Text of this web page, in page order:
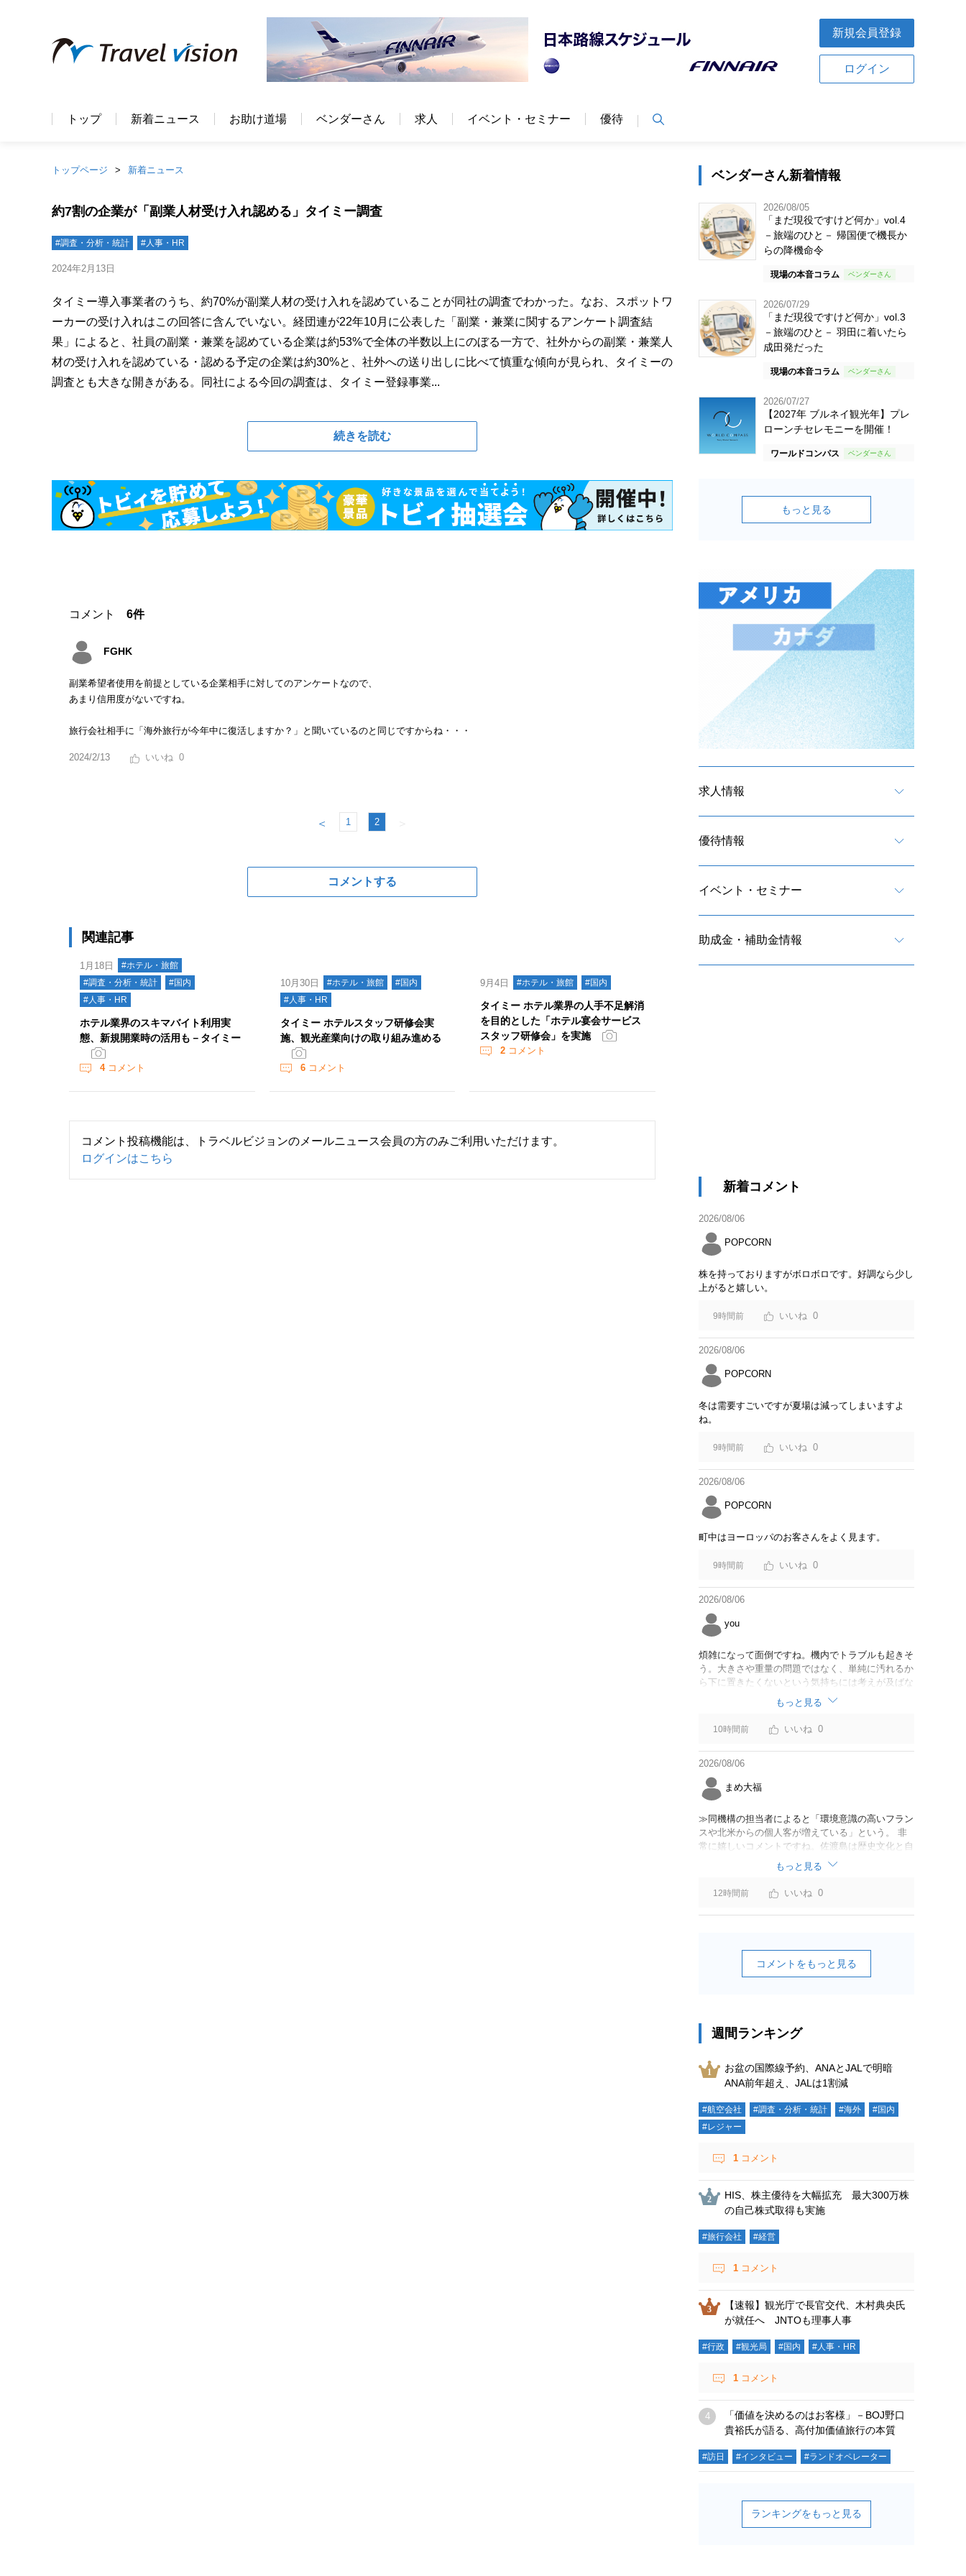
新規会員登録
ログイン
トップ 新着ニュース お助け道場 ベンダーさん 求人 イベント・セミナー 優待
トップページ 新着ニュース
約7割の企業が「副業人材受け入れ認める」タイミー調査
#調査・分析・統計 #人事・HR
2024年2月13日
タイミー導入事業者のうち、約70%が副業人材の受け入れを認めていることが同社の調査でわかった。なお、スポットワ
ーカーの受け入れはこの回答に含んでいない。経団連が22年10月に公表した「副業・兼業に関するアンケート調査結
果」によると、社員の副業・兼業を認めている企業は約53%で全体の半数以上にのぼる一方で、社外からの副業・兼業人
材の受け入れを認めている・認める予定の企業は約30%と、社外への送り出しに比べて慎重な傾向が見られ、タイミーの
調査とも大きな開きがある。同社による今回の調査は、タイミー登録事業...
続きを読む
コメント 6件
FGHK
副業希望者使用を前提としている企業相手に対してのアンケートなので、
あまり信用度がないですね。
旅行会社相手に「海外旅行が今年中に復活しますか？」と聞いているのと同じですからね・・・
2024/2/13 0
＜ 1 2 ＞
コメントする
関連記事
1月18日
#ホテル・旅館
#調査・分析・統計
#国内
#人事・HR
ホテル業界のスキマバイト利用実
態、新規開業時の活用も－タイミー
4コメント
10月30日 #ホテル・旅館
#国内
#人事・HR
タイミー ホテルスタッフ研修会実
施、観光産業向けの取り組み進める
6コメント
9月4日 #ホテル・旅館 #国内
タイミー ホテル業界の人手不足解消
を目的とした「ホテル宴会サービス
スタッフ研修会」を実施
2 コメント
コメント投稿機能は、トラベルビジョンのメールニュース会員の方のみご利用いただけます。
ログインはこちら
ベンダーさん新着情報
2026/08/05
「まだ現役ですけど何か」vol.4
－旅端のひと－ 帰国便で機長か
らの降機命令
現場の本音コラム
2026/07/29
「まだ現役ですけど何か」vol.3
－旅端のひと－ 羽田に着いたら
成田発だった
現場の本音コラム
2026/07/27
【2027年 ブルネイ観光年】プレ
ローンチセレモニーを開催！
ワールドコンパス
もっと見る
求人情報
優待情報
イベント・セミナー
助成金・補助金情報
新着コメント
2026/08/06
POPCORN
株を持っておりますがボロボロです。好調なら少し
上がると嬉しい。
9時間前 0
2026/08/06
POPCORN
冬は需要すごいですが夏場は減ってしまいますよ
ね。
9時間前 0
2026/08/06
POPCORN
町中はヨーロッパのお客さんをよく見ます。
9時間前 0
2026/08/06
you
煩雑になって面倒ですね。機内でトラブルも起きそ
う。大きさや重量の問題ではなく、単純に汚れるか
ら下に置きたくないという気持ちには考えが及ばな
かったのでしょうかね。いっそ、荷物棚を撤去した
座席を作って、座席指定も荷物も含んだプランとす
べて無しで格安プランで分けてもらった方がシンプ
ルで分かりやすいかも。どんどん料金が細分化され
て面倒です。
もっと見る
10時間前 0
2026/08/06
まめ大福
≫同機構の担当者によると「環境意識の高いフラン
スや北米からの個人客が増えている」という。 非
常に嬉しいコメントですね。佐渡島は歴史文化と自
然が相まっての土地となっているので、個人的には
環境意識の低い人は来ないでほしいです。「金がと
れるんじゃないか」と勝手に穴掘ったりしそうな国
の人は来ないでほしいですね。
もっと見る
12時間前 0
コメントをもっと見る
週間ランキング
お盆の国際線予約、ANAとJALで明暗
ANA前年超え、JALは1割減
#航空会社 #調査・分析・統計 #海外
#国内
#レジャー
1 コメント
HIS、株主優待を大幅拡充 最大300万株
の自己株式取得も実施
#旅行会社 #経営
1 コメント
【速報】観光庁で長官交代、木村典央氏
が就任へ JNTOも理事人事
#行政 #観光局 #国内 #人事・HR
1 コメント
「価値を決めるのはお客様」－BOJ野口
貴裕氏が語る、高付加価値旅行の本質
#訪日 #インタビュー #ランドオペレーター